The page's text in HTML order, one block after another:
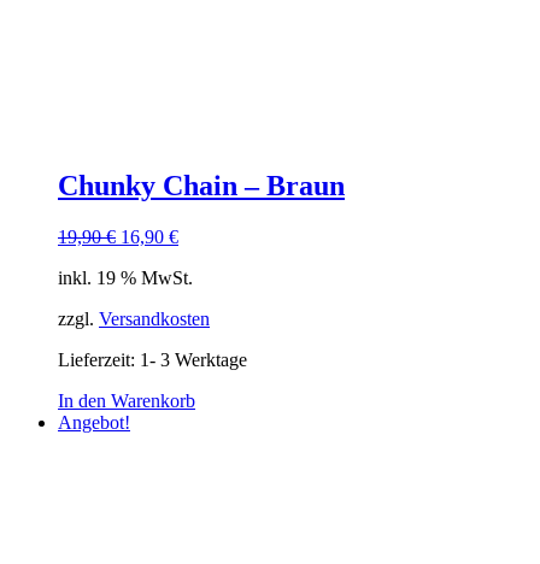
Chunky Chain – Braun
19,90€ Ursprünglicher
war:
16,90 €Aktueller
ist:
inkl. 19 % MwSt.
zzgl. Versandkosten
Lieferzeit: 1- 3 Werktage
In den Warenkorb
Angebot!